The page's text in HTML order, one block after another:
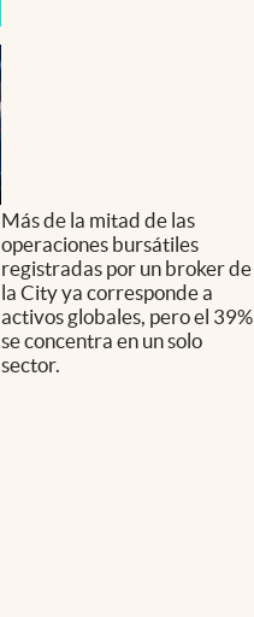
Más de la mitad de las
operaciones bursátiles
registradas por un broker de
la City ya corresponde a
activos globales, pero el 39%
se concentra en un solo
sector.